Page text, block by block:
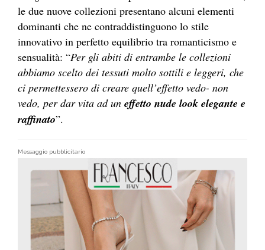
le due nuove collezioni presentano alcuni elementi
dominanti che ne contraddistinguono lo stile
innovativo in perfetto equilibrio tra romanticismo e
sensualità: “Per gli abiti di entrambe le collezioni
abbiamo scelto dei tessuti molto sottili e leggeri, che
ci permettessero di creare quell’effetto vedo- non
vedo, per dar vita ad un effetto nude look elegante e
raffinato”.
Messaggio pubblicitario